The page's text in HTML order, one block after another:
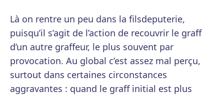
Là on rentre un peu dans la filsdeputerie,
puisqu’il s’agit de l’action de recouvrir le graff
d’un autre graffeur, le plus souvent par
provocation. Au global c’est assez mal perçu,
surtout dans certaines circonstances
aggravantes : quand le graff initial est plus